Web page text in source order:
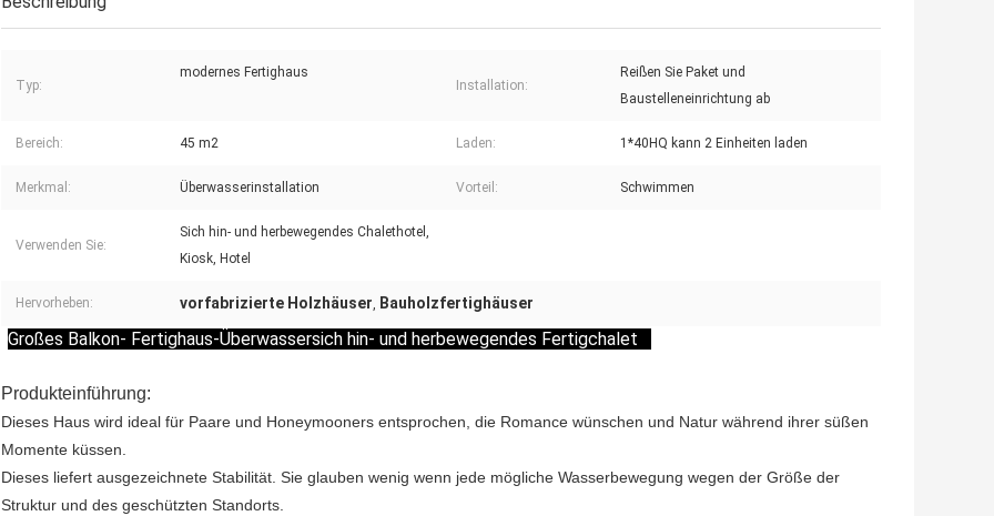
Typ:
modernes Fertighaus
Installation:
Reißen Sie Paket und
Baustelleneinrichtung ab
Bereich: 45 m2 Laden: 1*40HQ kann 2 Einheiten laden
Merkmal: Überwasserinstallation Vorteil: Schwimmen
Verwenden Sie:
Sich hin- und herbewegendes Chalethotel,
Kiosk, Hotel
Hervorheben: vorfabrizierte Holzhäuser, Bauholzfertighäuser
Großes Balkon- Fertighaus-Überwassersich hin- und herbewegendes Fertigchalet
Produkteinführung:
Dieses Haus wird ideal für Paare und Honeymooners entsprochen, die Romance wünschen und Natur während ihrer süßen
Momente küssen.
Dieses liefert ausgezeichnete Stabilität. Sie glauben wenig wenn jede mögliche Wasserbewegung wegen der Größe der
Struktur und des geschützten Standorts.